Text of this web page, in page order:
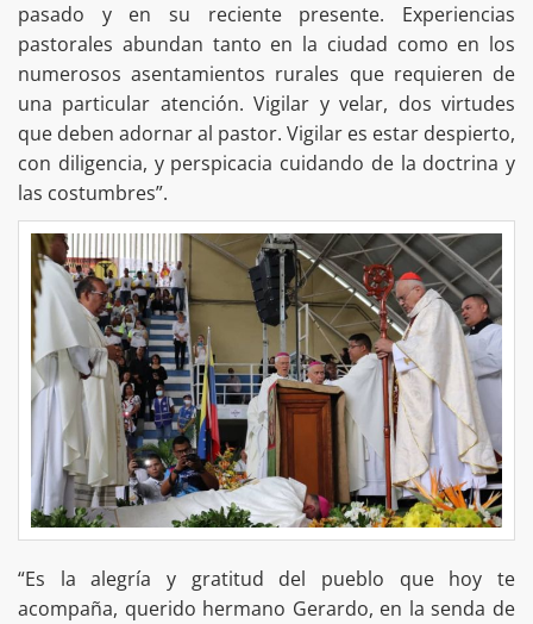
pasado y en su reciente presente. Experiencias
pastorales abundan tanto en la ciudad como en los
numerosos asentamientos rurales que requieren de
una particular atención. Vigilar y velar, dos virtudes
que deben adornar al pastor. Vigilar es estar despierto,
con diligencia, y perspicacia cuidando de la doctrina y
las costumbres”.
“Es la alegría y gratitud del pueblo que hoy te
acompaña, querido hermano Gerardo, en la senda de